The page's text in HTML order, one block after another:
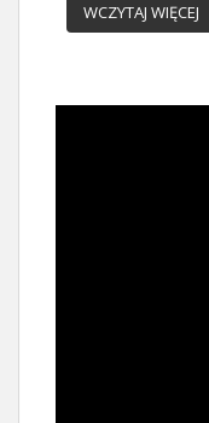
WCZYTAJ WIĘCEJ